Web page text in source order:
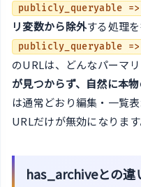
publicly_queryable
リ変数から除外する処理
publicly_queryable
のURLは、どんなパーマ
が見つからず、自然に本
は通常どおり編集・一覧
URLだけが無効になります
has_archiveとの違